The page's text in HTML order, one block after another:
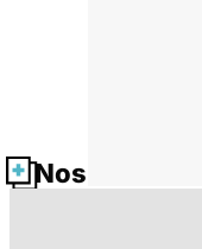
Nos fiches